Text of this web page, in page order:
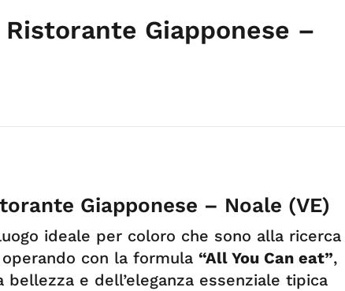
Giapponese –
Giapponese – Noale (VE)
ideale per coloro che sono alla ricerca
con la formula “All You Can eat”,
e dell’eleganza essenziale tipica